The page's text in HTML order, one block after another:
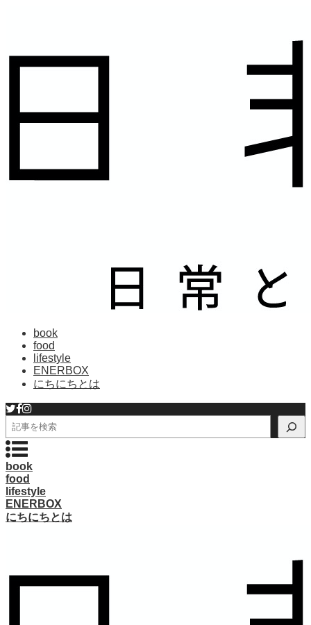
book
food
lifestyle
ENERBOX
にちにちとは
検
索
book
food
lifestyle
ENERBOX
にちにちとは